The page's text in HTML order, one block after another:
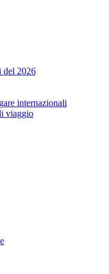
del 2026
internazionali
viaggio